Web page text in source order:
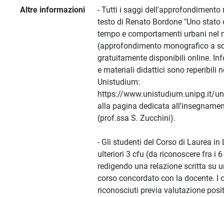
Altre informazioni
- Tutti i saggi dell'approfondimento
testo di Renato Bordone "Uno
tempo e comportamenti urbani nel
(approfondimento monografico a
gratuitamente disponibili online.
e materiali didattici sono reperibili
Unistudium:
https://www.unistudium.unipg.it/
alla pagina dedicata
(prof.ssa S. Zucchini).
- Gli studenti del Corso di Laurea
ulteriori 3 cfu (da riconoscere fra i
redigendo una relazione scritta su
corso concordato con la docente. I
riconosciuti previa valutazione